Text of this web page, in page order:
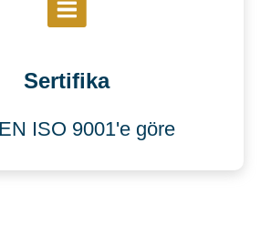
Sertifika
ISO 9001'e göre